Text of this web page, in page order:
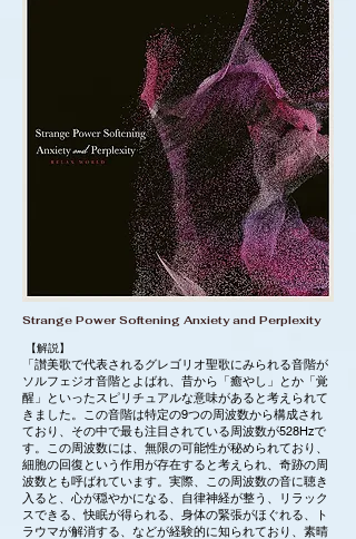
Strange Power Softening Anxiety and Perplexity
【解説】
「讃美歌で代表されるグレゴリオ聖歌にみられる音階が
ソルフェジオ音階とよばれ、昔から「癒やし」とか「覚
醒」といったスピリチュアルな意味があると考えられて
きました。この音階は特定の9つの周波数から構成され
ており、その中で最も注目されている周波数が528Hzで
す。この周波数には、無限の可能性が秘められており、
細胞の回復という作用が存在すると考えられ、奇跡の周
波数とも呼ばれています。実際、この周波数の音に聴き
入ると、心が穏やかになる、自律神経が整う、リラック
スできる、快眠が得られる、身体の緊張がほぐれる、ト
ラウマが解消する、などが経験的に知られており、素晴